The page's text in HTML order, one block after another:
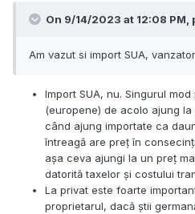
On 9/14/2023 at 12:08 PM,
Am vazut si import SUA,
Import SUA, nu. Singurul
(europene) de acolo ajung
când ajung importate ca
întreagă are preț în
așa ceva ajungi la un preț
datorită taxelor și costului
La privat este foarte
proprietarul, dacă știi